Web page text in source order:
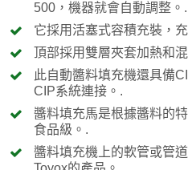
500，機器就會自動調整。.
它採用活塞式容積充裝，
頂部採用雙層夾套加熱和
此自動醬料填充機還具備
CIP系統連接。.
醬料填充馬是根據醬料的
食品級。.
醬料填充機上的軟管或管